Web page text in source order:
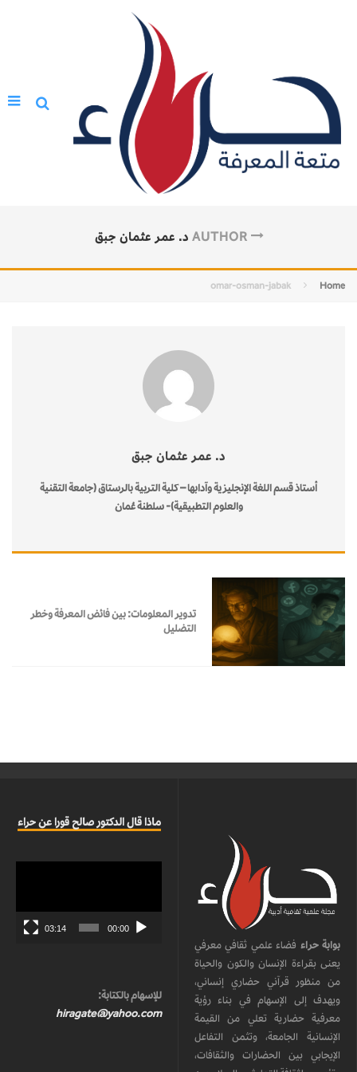
AUTHOR د. عمر عثمان جبق
Home
omar-osman-jabak
د. عمر عثمان جبق
أستاذ قسم اللغة الإنجليزية وآدابها – كلية التربية بالرستاق (جامعة التقنية
والعلوم التطبيقية)- سلطنة عُمان
تدوير المعلومات: بين فائض المعرفة وخطر
التضليل
بوابة حراء فضاء علمي ثقافي معرفي
يعنى بقراءة الإنسان والكون والحياة
من منظور قرآني حضاري إنساني،
ويهدف إلى الإسهام في بناء رؤية
معرفية حضارية تعلي من القيمة
الإنسانية الجامعة، وتثمن التفاعل
الإيجابي بين الحضارات والثقافات،
ماذا قال الدكتور صالح قورا عن حراء
00:00
03:14
للإسهام بالكتابة:
hiragate@yahoo.com